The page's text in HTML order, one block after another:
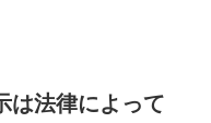
は法律によって